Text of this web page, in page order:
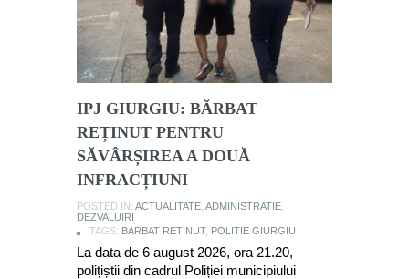
IPJ GIURGIU: BĂRBAT
REȚINUT PENTRU
SĂVÂRȘIREA A DOUĂ
INFRACȚIUNI
POSTED IN: ACTUALITATE ADMINISTRATIE
DEZVALUIRI
TAGS: BARBAT RETINUT, POLITIE GIURGIU
La data de 6 august 2026, ora 21.20,
polițiștii din cadrul Poliției municipiului